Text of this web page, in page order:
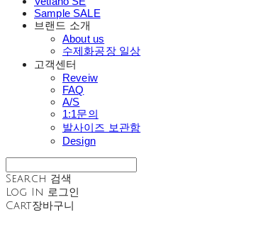
Sample SALE
브랜드 소개
About us
수제화공장 일상
고객센터
Reveiw
FAQ
A/S
1:1문의
발사이즈 보관함
Design
Search 검색
Log In 로그인
Cart장바구니